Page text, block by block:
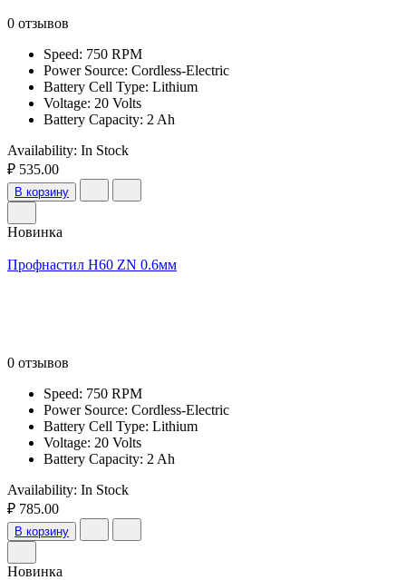
0 отзывов
Speed: 750 RPM
Power Source: Cordless-Electric
Battery Cell Type: Lithium
Voltage: 20 Volts
Battery Capacity: 2 Ah
Availability: In Stock
₽ 535.00
В корзину
Новинка
Профнастил Н60 ZN 0.6мм
0 отзывов
Speed: 750 RPM
Power Source: Cordless-Electric
Battery Cell Type: Lithium
Voltage: 20 Volts
Battery Capacity: 2 Ah
Availability: In Stock
₽ 785.00
В корзину
Новинка